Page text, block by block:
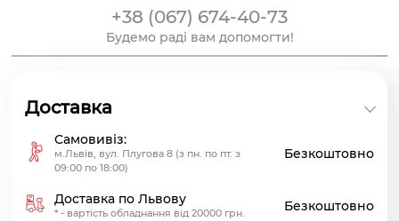
+38 (067) 674-40-73
Будемо раді вам допомогти!
Доставка
Самовивіз:
м.Львів, вул. Плугова 8 (з пн. по пт. з
09:00 по 18:00)
Безкоштовно
Доставка по Львову
* - вартість обладнання від 20000 грн. Безкоштовно